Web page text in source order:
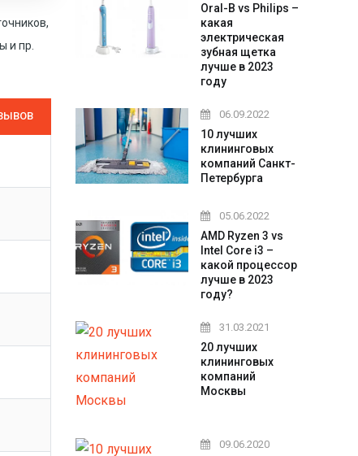
и пр.
Oral-B vs Philips –
какая
электрическая
зубная щетка
лучше в 2023
году
06.09.2022
10 лучших
клининговых
компаний Санкт-
Петербурга
05.06.2022
AMD Ryzen 3 vs
Intel Core i3 –
какой процессор
лучше в 2023
году?
31.03.2021
20 лучших
клининговых
компаний
Москвы
09.06.2020